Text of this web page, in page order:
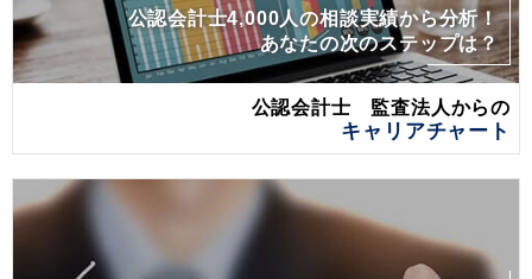
公認会計士4,000人の相談実績から分析！
あなたの次のステップは？
公認会計士 監査法人からの
キャリアチャート